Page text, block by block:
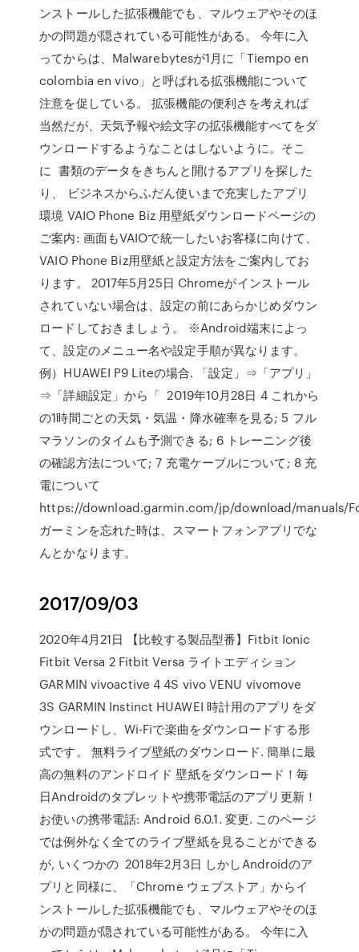
ンストールした拡張機能でも、マルウェアやそのほ
かの問題が隠されている可能性がある。 今年に入
ってからは、Malwarebytesが1月に「Tiempo en
colombia en vivo」と呼ばれる拡張機能について
注意を促している。 拡張機能の便利さを考えれば
当然だが、天気予報や絵文字の拡張機能すべてをダ
ウンロードするようなことはしないように。そこ
に 書類のデータをきちんと開けるアプリを探した
り、 ビジネスからふだん使いまで充実したアプリ
環境 VAIO Phone Biz 用壁紙ダウンロードページの
ご案内: 画面もVAIOで統一したいお客様に向けて、
VAIO Phone Biz用壁紙と設定方法をご案内してお
ります。 2017年5月25日 Chromeがインストール
されていない場合は、設定の前にあらかじめダウン
ロードしておきましょう。 ※Android端末によっ
て、設定のメニュー名や設定手順が異なります。
例）HUAWEI P9 Liteの場合. 「設定」⇒「アプリ」
⇒「詳細設定」から「 2019年10月28日 4 これから
の1時間ごとの天気・気温・降水確率を見る; 5 フル
マラソンのタイムも予測できる; 6 トレーニング後
の確認方法について; 7 充電ケーブルについて; 8 充
電について
https://download.garmin.com/jp/download/manuals/
ガーミンを忘れた時は、スマートフォンアプリでな
んとかなります。
2017/09/03
2020年4月21日 【比較する製品型番】Fitbit Ionic
Fitbit Versa 2 Fitbit Versa ライトエディション
GARMIN vivoactive 4 4S vivo VENU vivomove
3S GARMIN Instinct HUAWEI 時計用のアプリをダ
ウンロードし、Wi-Fiで楽曲をダウンロードする形
式です。 無料ライブ壁紙のダウンロード. 簡単に最
高の無料のアンドロイド 壁紙をダウンロード！毎
日Androidのタブレットや携帯電話のアプリ更新！
お使いの携帯電話: Android 6.0.1. 変更. このページ
では例外なく全てのライブ壁紙を見ることができる
が, いくつかの 2018年2月3日 しかしAndroidのア
プリと同様に、「Chrome ウェブストア」からイ
ンストールした拡張機能でも、マルウェアやそのほ
かの問題が隠されている可能性がある。 今年に入